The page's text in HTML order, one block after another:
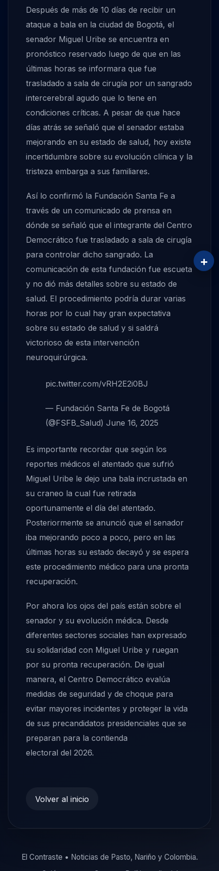
Después de más de 10 días de recibir un
ataque a bala en la ciudad de Bogotá, el
senador Miguel Uribe se encuentra en
pronóstico reservado luego de que en las
últimas horas se informara que fue
trasladado a sala de cirugía por un sangrado
intercerebral agudo que lo tiene en
condiciones críticas. A pesar de que hace
días atrás se señaló que el senador estaba
mejorando en su estado de salud, hoy existe
incertidumbre sobre su evolución clínica y la
tristeza embarga a sus familiares.
Así lo confirmó la Fundación Santa Fe a
través de un comunicado de prensa en
dónde se señaló que el integrante del Centro
Democrático fue trasladado a sala de cirugía
para controlar dicho sangrado. La
comunicación de esta fundación fue escueta
y no dió más detalles sobre su estado de
salud. El procedimiento podría durar varias
horas por lo cual hay gran expectativa
sobre su estado de salud y si saldrá
victorioso de esta intervención
neuroquirúrgica.
pic.twitter.com/vRH2E2i0BJ
— Fundación Santa Fe de Bogotá
(@FSFB_Salud) June 16, 2025
Es importante recordar que según los
reportes médicos el atentado que sufrió
Miguel Uribe le dejo una bala incrustada en
su craneo la cual fue retirada
oportunamente el día del atentado.
Posteriormente se anunció que el senador
iba mejorando poco a poco, pero en las
últimas horas su estado decayó y se espera
este procedimiento médico para una pronta
recuperación.
Por ahora los ojos del país están sobre el
senador y su evolución médica. Desde
diferentes sectores sociales han expresado
su solidaridad con Miguel Uribe y ruegan
por su pronta recuperación. De igual
manera, el Centro Democrático evalúa
medidas de seguridad y de choque para
evitar mayores incidentes y proteger la vida
de sus precandidatos presidenciales que se
preparan para la contienda
electoral del 2026.
Volver al inicio
El Contraste • Noticias de Pasto, Nariño y Colombia.
+